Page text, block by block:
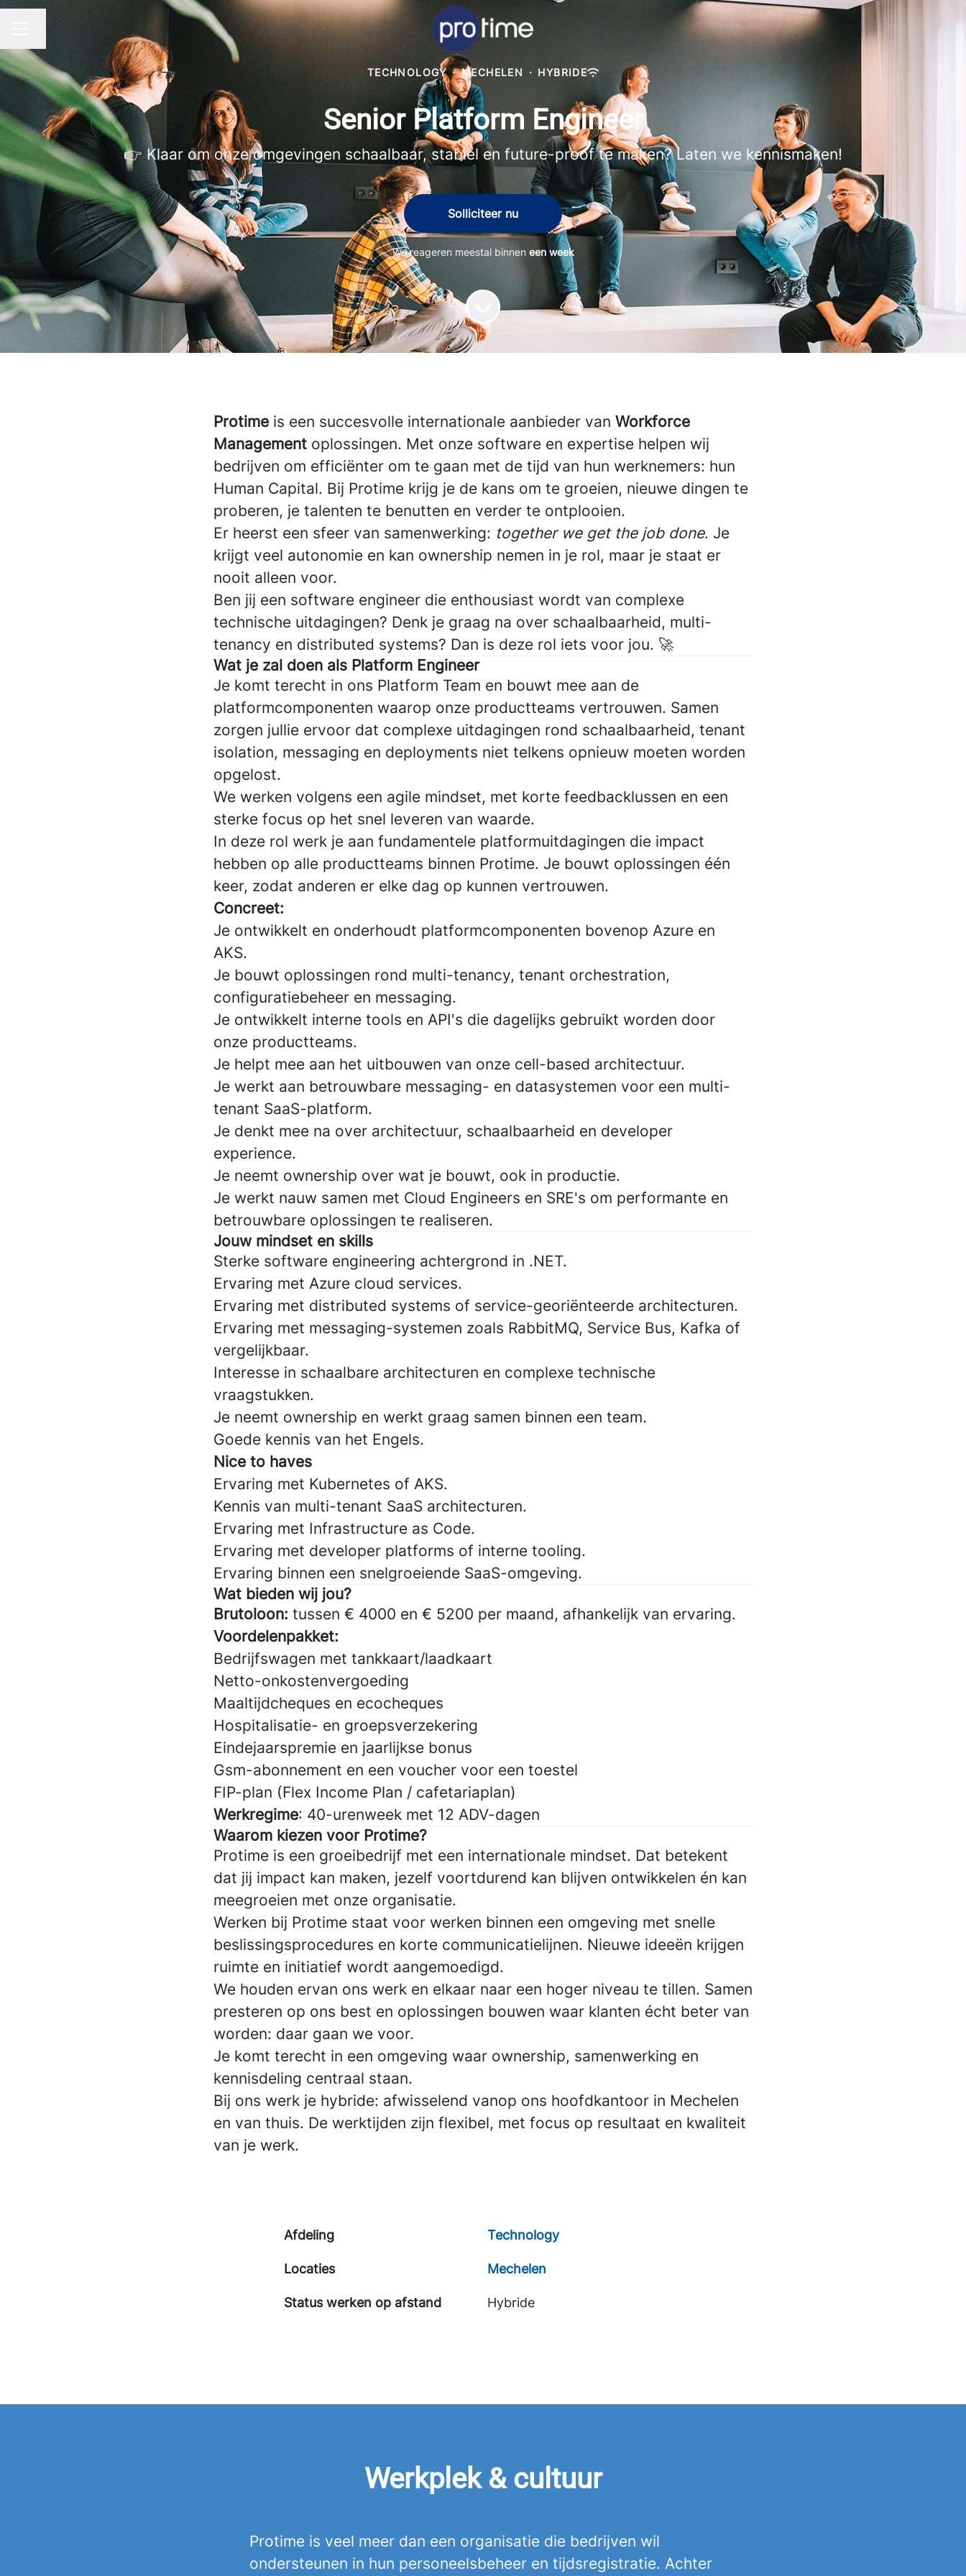
Taal wijzigen
TECHNOLOGY · MECHELEN · HYBRIDE
Senior Platform Engineer
👉 Klaar om onze omgevingen schaalbaar, stabiel en future-proof te maken? Laten we kennismaken!
Solliciteer nu
We reageren meestal binnen een week
Protime is een succesvolle internationale aanbieder van Workforce
Management oplossingen. Met onze software en expertise helpen wij
bedrijven om efficiënter om te gaan met de tijd van hun werknemers: hun
Human Capital. Bij Protime krijg je de kans om te groeien, nieuwe dingen te
proberen, je talenten te benutten en verder te ontplooien.
Er heerst een sfeer van samenwerking: together we get the job done. Je
krijgt veel autonomie en kan ownership nemen in je rol, maar je staat er
nooit alleen voor.
Ben jij een software engineer die enthousiast wordt van complexe
technische uitdagingen? Denk je graag na over schaalbaarheid, multi-
tenancy en distributed systems? Dan is deze rol iets voor jou. 🚀
Wat je zal doen als Platform Engineer
Je komt terecht in ons Platform Team en bouwt mee aan de
platformcomponenten waarop onze productteams vertrouwen. Samen
zorgen jullie ervoor dat complexe uitdagingen rond schaalbaarheid, tenant
isolation, messaging en deployments niet telkens opnieuw moeten worden
opgelost.
We werken volgens een agile mindset, met korte feedbacklussen en een
sterke focus op het snel leveren van waarde.
In deze rol werk je aan fundamentele platformuitdagingen die impact
hebben op alle productteams binnen Protime. Je bouwt oplossingen één
keer, zodat anderen er elke dag op kunnen vertrouwen.
Concreet:
Je ontwikkelt en onderhoudt platformcomponenten bovenop Azure en
AKS.
Je bouwt oplossingen rond multi-tenancy, tenant orchestration,
configuratiebeheer en messaging.
Je ontwikkelt interne tools en API's die dagelijks gebruikt worden door
onze productteams.
Je helpt mee aan het uitbouwen van onze cell-based architectuur.
Je werkt aan betrouwbare messaging- en datasystemen voor een multi-
tenant SaaS-platform.
Je denkt mee na over architectuur, schaalbaarheid en developer
experience.
Je neemt ownership over wat je bouwt, ook in productie.
Je werkt nauw samen met Cloud Engineers en SRE's om performante en
betrouwbare oplossingen te realiseren.
Jouw mindset en skills
Sterke software engineering achtergrond in .NET.
Ervaring met Azure cloud services.
Ervaring met distributed systems of service-georiënteerde architecturen.
Ervaring met messaging-systemen zoals RabbitMQ, Service Bus, Kafka of
vergelijkbaar.
Interesse in schaalbare architecturen en complexe technische
vraagstukken.
Je neemt ownership en werkt graag samen binnen een team.
Goede kennis van het Engels.
Nice to haves
Ervaring met Kubernetes of AKS.
Kennis van multi-tenant SaaS architecturen.
Ervaring met Infrastructure as Code.
Ervaring met developer platforms of interne tooling.
Ervaring binnen een snelgroeiende SaaS-omgeving.
Wat bieden wij jou?
Brutoloon: tussen € 4000 en € 5200 per maand, afhankelijk van ervaring.
Voordelenpakket:
Bedrijfswagen met tankkaart/laadkaart
Netto-onkostenvergoeding
Maaltijdcheques en ecocheques
Hospitalisatie- en groepsverzekering
Eindejaarspremie en jaarlijkse bonus
Gsm-abonnement en een voucher voor een toestel
FIP-plan (Flex Income Plan / cafetariaplan)
Werkregime: 40-urenweek met 12 ADV-dagen
Waarom kiezen voor Protime?
Protime is een groeibedrijf met een internationale mindset. Dat betekent
dat jij impact kan maken, jezelf voortdurend kan blijven ontwikkelen én kan
meegroeien met onze organisatie.
Werken bij Protime staat voor werken binnen een omgeving met snelle
beslissingsprocedures en korte communicatielijnen. Nieuwe ideeën krijgen
ruimte en initiatief wordt aangemoedigd.
We houden ervan ons werk en elkaar naar een hoger niveau te tillen. Samen
presteren op ons best en oplossingen bouwen waar klanten écht beter van
worden: daar gaan we voor.
Je komt terecht in een omgeving waar ownership, samenwerking en
kennisdeling centraal staan.
Bij ons werk je hybride: afwisselend vanop ons hoofdkantoor in Mechelen
en van thuis. De werktijden zijn flexibel, met focus op resultaat en kwaliteit
van je werk.
Afdeling Technology
Locaties Mechelen
Status werken op afstand Hybride
Werkplek & cultuur
Protime is veel meer dan een organisatie die bedrijven wil
ondersteunen in hun personeelsbeheer en tijdsregistratie. Achter